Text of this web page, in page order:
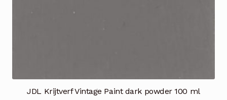
JDL Krijtverf Vintage Paint dark powder 100 ml